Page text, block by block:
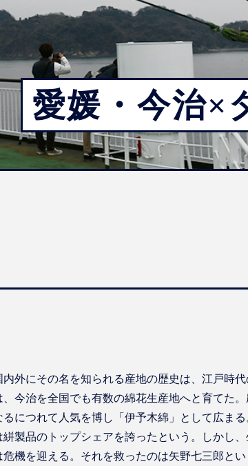
愛媛・今治×
外にその名を知られる産地の歴史は、江戸時
今治を全国でも有数の綿花生産地へと育てた
につれて人気を博し「伊予木綿」として広ま
製品のトップシェアを誇ったという。しかし
機を迎える。それを救ったのは矢野七三郎と